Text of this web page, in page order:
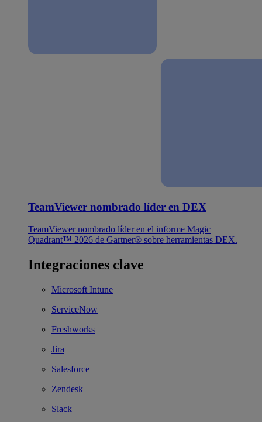
TeamViewer nombrado líder en DEX
TeamViewer nombrado líder en el informe Magic
Quadrant™ 2026 de Gartner® sobre herramientas DEX.
Integraciones clave
Microsoft Intune
ServiceNow
Freshworks
Jira
Salesforce
Zendesk
Slack